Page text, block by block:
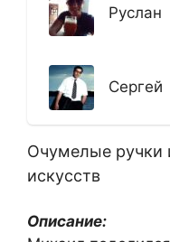
Руслан
Сергей
Очумелые ручки
искусств
Описание: